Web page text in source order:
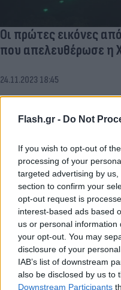
Flash.gr - Do Not
If you wish to opt-out of
processing of your
targeted advertising by
section to confirm your
opt-out request is
interest-based ads based
us or personal
your opt-out. You may
disclosure of your
IAB’s list of downstream
also be disclosed by us to
Downstream Participants
Οι πρώτες εικόνες
που απελευθέρωσε η
24.11.2023 18:45